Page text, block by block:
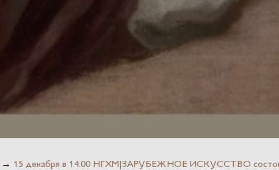
→ 15 декабря в 14:00 НГХМ|ЗАРУБЕЖНОЕ ИСКУССТВО